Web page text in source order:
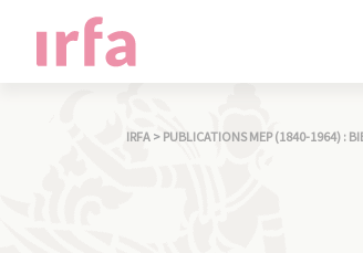
IRFA > PUBLICATIONS MEP (1840-1964) :